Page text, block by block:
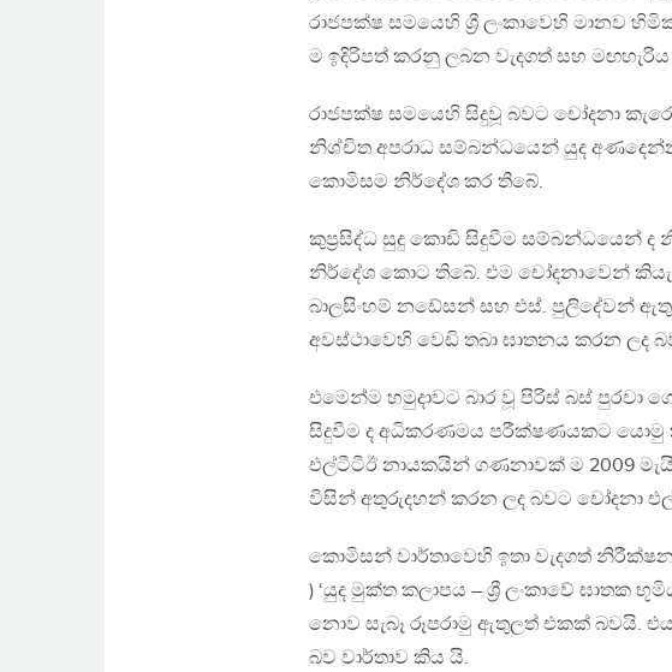
රාජපක්ෂ සමයෙහි ශ්‍රී ලංකාවෙහි මානව
ම ඉදිරිපත් කරනු ලබන වැදගත් සහ
රාජපක්ෂ සමයෙහි සිදුවූ බවට චෝදනා
නිශ්චිත අපරාධ සම්බන්ධයෙන් යුද
කොමිසම නිර්දේශ කර තිබේ.
කුප්‍රසිද්ධ සුදු කොඩි සිදුවීම සම්බන්ධයෙන් ද
නිර්දේශ කොට තිබේ. එම චෝදනාවෙන්
බාලසිංහම් නඩේසන් සහ එස්. පුලිදේවන්
අවස්ථාවෙහි වෙඩි තබා ඝාතනය කරන ලද
එමෙන්ම හමුදාවට බාර වූ පිරිස් බස් පුරවා
සිදුවීම ද අධිකරණමය පරීක්ෂණයකට යොමු
එල්ටීටීඊ නායකයින් ගණනාවක් ම 2009 මැයි
විසින් අතුරුදහන් කරන ලද බවට චෝදනා
කොමිසන් වාර්තාවෙහි ඉතා වැදගත්
) ‘යුද මුක්ත කලාපය – ශ්‍රී ලංකාවේ ඝාතක
නොව සැබෑ රූපරාමු ඇතුලත් එකක් බවයි.
බව වාර්තාව කිය යි.